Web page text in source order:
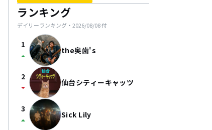
ランキング
デイリーランキング・ 2026/08/08付
1
arrow_drop_up the奥歯's
2
arrow_drop_down 仙台シティーキャッツ
3
arrow_drop_up Sick Lily